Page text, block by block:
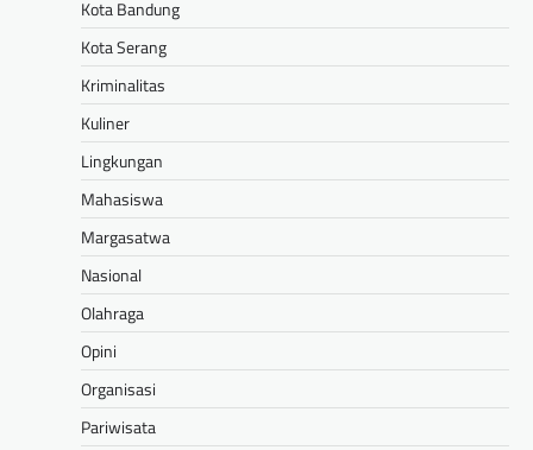
Kota Bandung
Kota Serang
Kriminalitas
Kuliner
Lingkungan
Mahasiswa
Margasatwa
Nasional
Olahraga
Opini
Organisasi
Pariwisata